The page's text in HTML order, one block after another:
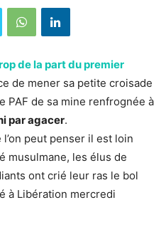
de la part du premier
de mener sa petite croisade
PAF de sa mine renfrognée à
par agacer.
peut penser il est loin
musulmane, les élus de
ont crié leur ras le bol
à Libération mercredi